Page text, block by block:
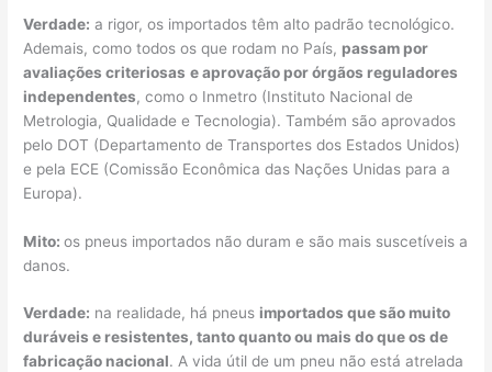
Verdade: a rigor, os importados têm alto padrão tecnológico.
Ademais, como todos os que rodam no País, passam por
avaliações criteriosas e aprovação por órgãos reguladores
independentes, como o Inmetro (Instituto Nacional de
Metrologia, Qualidade e Tecnologia). Também são aprovados
pelo DOT (Departamento de Transportes dos Estados Unidos)
e pela ECE (Comissão Econômica das Nações Unidas para a
Europa).
Mito:os pneus importados não duram e são mais suscetíveis a
danos.
Verdade: na realidade, há pneus importados que são muito
duráveis e resistentes, tanto quanto ou mais do que os de
fabricação nacional. A vida útil de um pneu não está atrelada